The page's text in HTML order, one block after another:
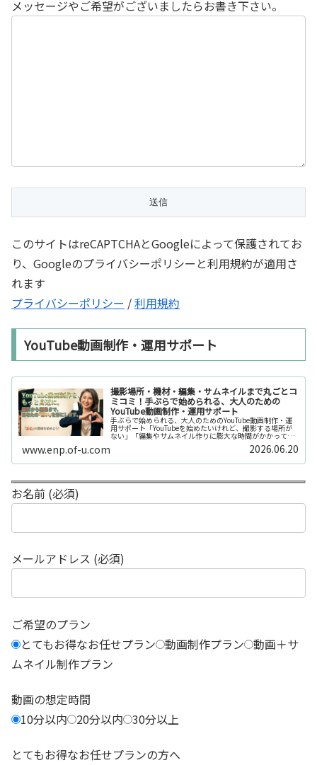
メッセージやご希望がございましたらお書き下さい。
このサイトはreCAPTCHAとGoogleによって保護されてお
り、Googleのプライバシーポリシーと利用規約が適用さ
れます
プライバシーポリシー /利用規約
YouTube動画制作・運用サポート
撮影場所・機材・編集・サムネイルまで丸ごとコ
ミコミ！手ぶらで始められる、大人のための
YouTube動画制作・運用サポート
手ぶらで始められる、大人のためのYouTube動画制作・運
用サポート「YouTubeを始めたいけれど、撮影する場所が
ない」「編集やサムネイル作りに膨大な時間がかかって長
続きしない」「機材を揃えるだけで何万円もかかってしま
www.enp.of-u.com 2026.06.20
お名前 (必須)
メールアドレス (必須)
ご希望のプラン
とてもお得なお任せプラン 動画制作プラン 動画＋サ
ムネイル制作プラン
動画の想定時間
10分以内
20分以内 30分以上
とてもお得なお任せプランの方へ